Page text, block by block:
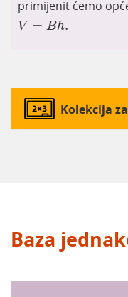
primijenit ćemo
V = Bh.
V= h.
Kolekcija
Baza